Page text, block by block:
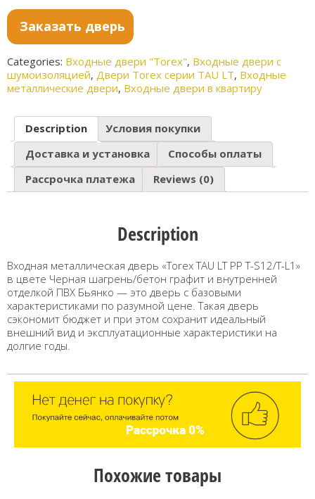
Заказать дверь
Categories: Входные двери "Torex", Входные двери с
шумоизоляцией, Двери Torex серии TAU LT, Входные
металлические двери, Входные двери в квартиру
Description
Условия покупки
Доставка и установка
Способы оплаты
Рассрочка платежа
Reviews (0)
Description
Входная металлическая дверь «Torex TAU LT PP T-S12/T-L1»
в цвете Черная шагрень/бетон графит и внутренней
отделкой ПВХ Бьянко — это дверь с базовыми
характеристиками по разумной цене. Такая дверь
сэкономит бюджет и при этом сохранит идеальный
внешний вид и эксплуатационные характеристики на
долгие годы.
Похожие товары